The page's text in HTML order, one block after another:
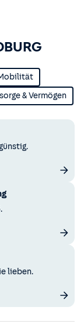
& Vermögen
lieben.